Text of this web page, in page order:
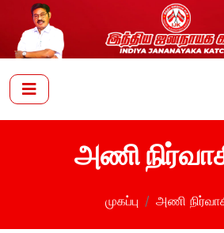
அணி
முகப்பு அணி